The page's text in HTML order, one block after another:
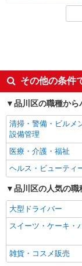
同じ雇用形態か
未経験歓迎
ミドル（40代～）活
シニア（60代～）活
昇給あり
扶養内勤務OK
社会保険あり
コンビニ・スーパー
未経験歓迎
その他の条件
品川区の職種から
清掃・警備・ビルメ
設備管理
医療・介護・福祉
ヘルス・ビューティ
品川区の人気の職
大型ドライバー
スイーツ・ケーキ・
雑貨・コスメ販売